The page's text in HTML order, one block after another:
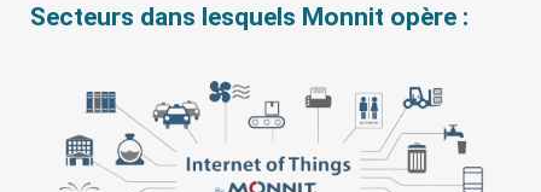
Secteurs dans lesquels Monnit opère :